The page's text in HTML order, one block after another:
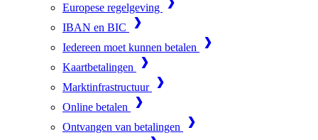
Europese regelgeving
IBAN en BIC
Iedereen moet kunnen betalen
Kaartbetalingen
Marktinfrastructuur
Online betalen
Ontvangen van betalingen